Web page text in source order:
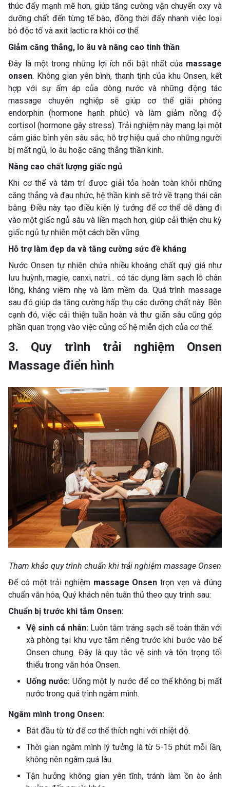
thúc đẩy mạnh mẽ hơn, giúp tăng cường vận chuyển oxy và
dưỡng chất đến từng tế bào, đồng thời đẩy nhanh việc loại
bỏ độc tố và axit lactic ra khỏi cơ thể.
Giảm căng thẳng, lo âu và nâng cao tinh thần
Đây là một trong những lợi ích nổi bật nhất của massage
onsen. Không gian yên bình, thanh tịnh của khu Onsen, kết
hợp với sự ấm áp của dòng nước và những động tác
massage chuyên nghiệp sẽ giúp cơ thể giải phóng
endorphin (hormone hạnh phúc) và làm giảm nồng độ
cortisol (hormone gây stress). Trải nghiệm này mang lại một
cảm giác bình yên sâu sắc, hỗ trợ hiệu quả cho những người
bị mất ngủ, lo âu hoặc căng thẳng thần kinh.
Nâng cao chất lượng giấc ngủ
Khi cơ thể và tâm trí được giải tỏa hoàn toàn khỏi những
căng thẳng và đau nhức, hệ thần kinh sẽ trở về trạng thái cân
bằng. Điều này tạo điều kiện lý tưởng để cơ thể dễ dàng đi
vào một giấc ngủ sâu và liền mạch hơn, giúp cải thiện chu kỳ
giấc ngủ tự nhiên một cách bền vững.
Hỗ trợ làm đẹp da và tăng cường sức đề kháng
Nước Onsen tự nhiên chứa nhiều khoáng chất quý giá như
lưu huỳnh, magie, canxi, natri... có tác dụng làm sạch lỗ chân
lông, kháng viêm nhẹ và làm mềm da. Quá trình massage
sau đó giúp da tăng cường hấp thụ các dưỡng chất này. Bên
cạnh đó, việc cải thiện tuần hoàn và thư giãn sâu cũng góp
phần quan trọng vào việc củng cố hệ miễn dịch của cơ thể.
3. Quy trình trải nghiệm Onsen
Massage điển hình
Tham khảo quy trình chuẩn khi trải nghiệm massage Onsen
Để có một trải nghiệm massage Onsen trọn vẹn và đúng
chuẩn văn hóa, Quý khách nên tuân thủ theo quy trình sau:
Chuẩn bị trước khi tắm Onsen:
Vệ sinh cá nhân:Luôn tắm tráng sạch sẽ toàn thân với
xà phòng tại khu vực tắm riêng trước khi bước vào bể
Onsen chung. Đây là quy tắc vệ sinh và tôn trọng tối
thiểu trong văn hóa Onsen.
Uống nước:Uống một ly nước để cơ thể không bị mất
nước trong quá trình ngâm mình.
Ngâm mình trong Onsen:
Bắt đầu từ từ để cơ thể thích nghi với nhiệt độ.
Thời gian ngâm mình lý tưởng là từ 5-15 phút mỗi lần,
không nên ngâm quá lâu.
Tận hưởng không gian yên tĩnh, tránh làm ồn ào ảnh